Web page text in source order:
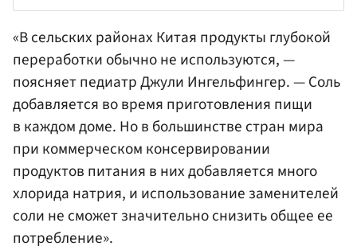
«В сельских районах Китая продукты глубокой
переработки обычно не используются, —
поясняет педиатр Джули Ингельфингер. — Соль
добавляется во время приготовления пищи
в каждом доме. Но в большинстве стран мира
при коммерческом консервировании
продуктов питания в них добавляется много
хлорида натрия, и использование заменителей
соли не сможет значительно снизить общее ее
потребление».